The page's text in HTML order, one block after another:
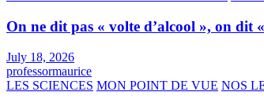
On ne dit pas « volte d’alcool », on dit
July 18, 2026
professormaurice
LES SCIENCES MON POINT DE VUE NOS